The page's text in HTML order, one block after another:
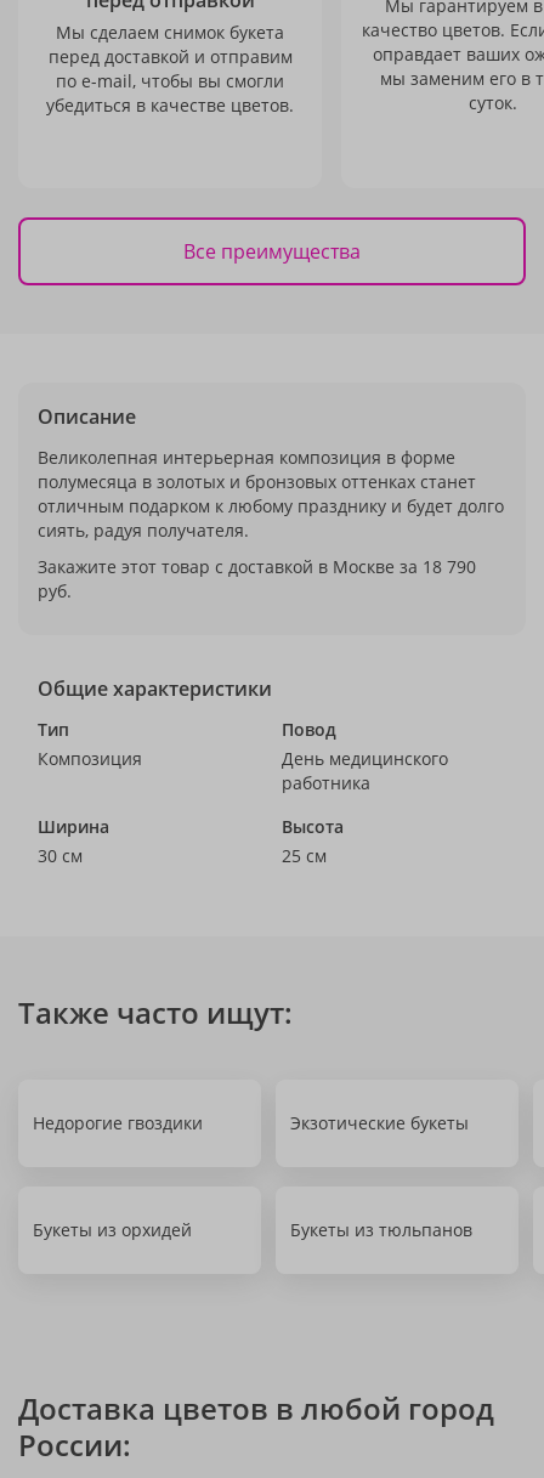
Мы сделаем снимок букета
перед доставкой и отправим
по e-mail, чтобы вы смогли
убедиться в качестве цветов.
Мы гарантируем
качество цветов.
оправдает ваших
мы заменим его в
суток.
Все преимущества
Описание
Великолепная интерьерная композиция в форме
полумесяца в золотых и бронзовых оттенках станет
отличным подарком к любому празднику и будет долго
сиять, радуя получателя.
Закажите этот товар с доставкой в Москве за 18 790
руб.
Общие характеристики
Тип
Композиция
Повод
День медицинского
работника
Ширина
30 см
Высота
25 см
Также часто ищут:
Недорогие гвоздики Экзотические букеты
Букеты из орхидей Букеты из тюльпанов
Доставка цветов в любой город
России: